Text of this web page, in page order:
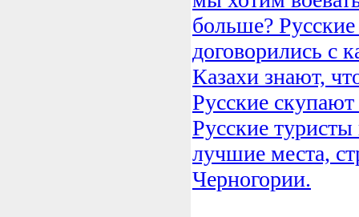
больше?
договорились с
Казахи знают,
Русские
Русские
лучшие места,
Черногории.